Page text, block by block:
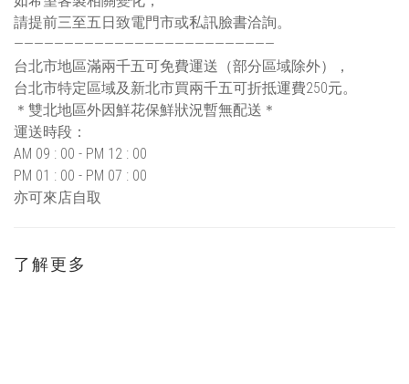
請提前三至五日致電門市或私訊臉書洽詢。
——————————————————————————
台北市地區滿兩千五可免費運送（部分區域除外），
台北市特定區域及新北市買兩千五可折抵運費250元。
＊雙北地區外因鮮花保鮮狀況暫無配送＊
運送時段：
AM 09 : 00 - PM 12 : 00
PM 01 : 00 - PM 07 : 00
亦可來店自取
了解更多